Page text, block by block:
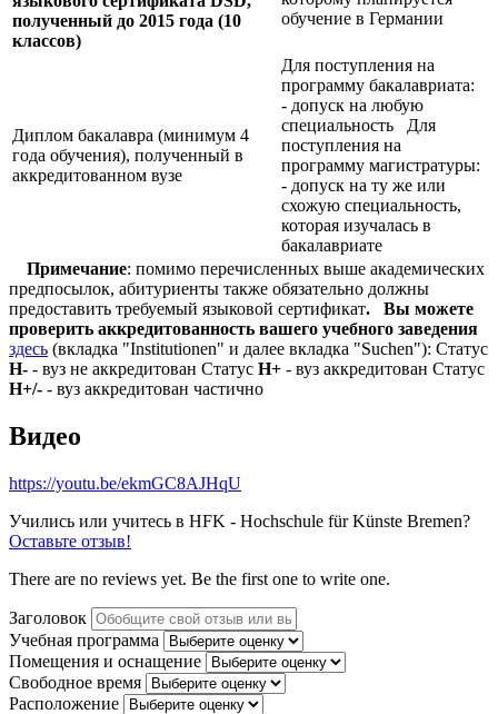
обучение в Германии
полученный до 2015 года (10
классов)
Диплом бакалавра (минимум 4
года обучения), полученный в
аккредитованном вузе
Для поступления на
программу бакалавриата:
- допуск на любую
специальность Для
поступления на
программу магистратуры:
- допуск на ту же или
схожую специальность,
которая изучалась в
бакалавриате
Примечание: помимо перечисленных выше академических
предпосылок, абитуриенты также обязательно должны
предоставить требуемый языковой сертификат.
Вы можете
проверить аккредитованность вашего учебного заведения
здесь (вкладка "Institutionen" и далее вкладка "Suchen"): Статус
Н- - вуз не аккредитован Статус Н+ - вуз аккредитован Статус
Н+/- - вуз аккредитован частично
Видео
https://youtu.be/ekmGC8AJHqU
Учились или учитесь в HFK - Hochschule für Künste Bremen?
Оставьте отзыв!
There are no reviews yet. Be the first one to write one.
Заголовок
Учебная программа
Помещения и оснащение
Свободное время
Расположение